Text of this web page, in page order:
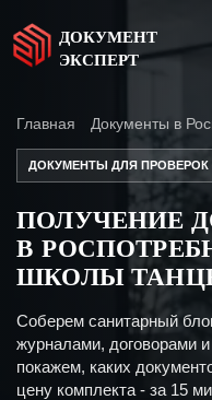
ДОКУМЕНТ
ЭКСПЕРТ
Главная Документы в
ДОКУМЕНТЫ ДЛЯ ПРОВЕРОК
ПОЛУЧЕНИЕ
В
ШКОЛЫ
Соберем санитарный
журналами, договорами
покажем, каких
цену комплекта - за 15